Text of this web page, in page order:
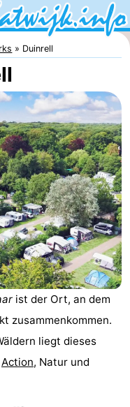
Duinrell
ist der Ort, an dem
zusammenkommen.
liegt dieses
Action, Natur und